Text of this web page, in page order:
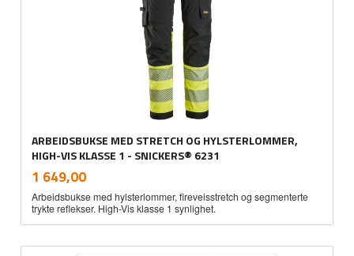
ARBEIDSBUKSE MED STRETCH OG HYLSTERLOMMER,
HIGH-VIS KLASSE 1 - SNICKERS® 6231
Pris
1 649,00mva.
Arbeidsbukse med hylsterlommer, fireveisstretch og segmenterte
trykte reflekser. High-Vis klasse 1 synlighet.